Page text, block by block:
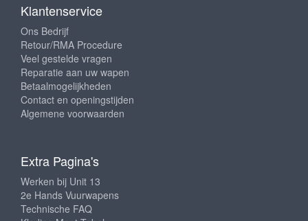
Klantenservice
Ons Bedrijf
Retour/RMA Procedure
Veel gestelde vragen
Reparatie aan uw wapen
Betaalmogelijkheden
Contact en openingstijden
Algemene voorwaarden
Extra Pagina's
Werken bij Unit 13
2e Hands Vuurwapens
Technische FAQ